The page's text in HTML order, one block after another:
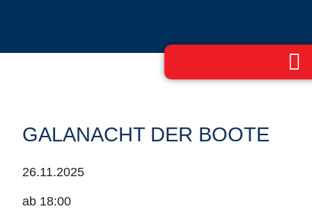
GALANACHT DER BOOTE
26.11.2025
ab 18:00